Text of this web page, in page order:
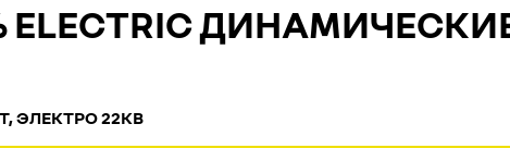
ELECTRIC
ЭЛЕКТРО 22КВ